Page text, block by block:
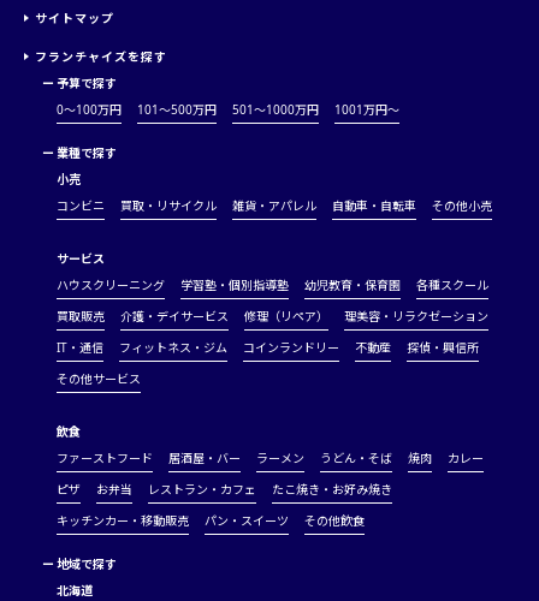
サイトマップ
フランチャイズを探す
ー 予算で探す
0～100万円
101～500万円 501～1000万円 1001万円〜
ー 業種で探す
小売
コンビニ
買取・リサイクル 雑貨・アパレル 自動車・自転車 その他小売
サービス
ハウスクリーニング
学習塾・個別指導塾 幼児教育・保育園
各種スクール
買取販売
介護・デイサービス 修理（リペア）
理美容・リラクゼーション
IT・通信
フィットネス・ジム コインランドリー 不動産
探偵・興信所
その他サービス
飲食
ファーストフード
居酒屋・バー ラーメン うどん・そば 焼肉
カレー
ピザ
お弁当 レストラン・カフェ
たこ焼き・お好み焼き
キッチンカー・移動販売
パン・スイーツ その他飲食
ー 地域で探す
北海道